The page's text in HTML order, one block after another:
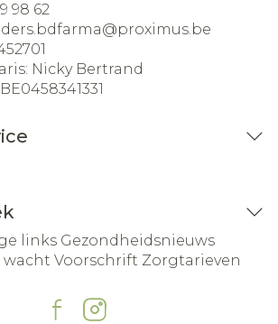
98 62
proximus.be
Nicky Bertrand
BE0458341331
links Gezondheidsnieuws
wacht Voorschrift Zorgtarieven